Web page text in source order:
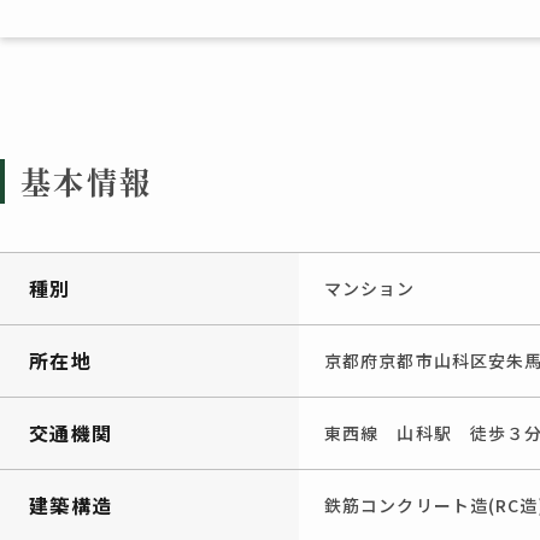
基本情報
種別 マンション
所在地 京都府京都市山科区安朱
交通機関 東西線 山科駅 徒歩３分
建築構造 鉄筋コンクリート造(RC